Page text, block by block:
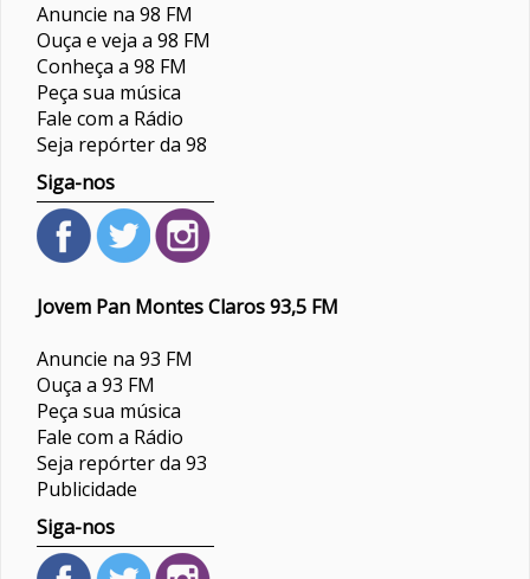
Anuncie na 98 FM
Ouça e veja a 98 FM
Conheça a 98 FM
Peça sua música
Fale com a Rádio
Seja repórter da 98
Siga-nos
Jovem Pan Montes Claros 93,5 FM
Anuncie na 93 FM
Ouça a 93 FM
Peça sua música
Fale com a Rádio
Seja repórter da 93
Publicidade
Siga-nos